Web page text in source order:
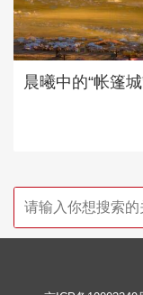
晨曦中的“帐篷城